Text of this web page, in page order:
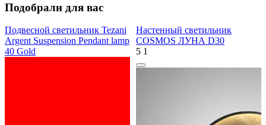
Подобрали для вас
Подвесной светильник Tezani
Argent Suspension Pendant lamp
40 Gold
Настенный светильник
COSMOS ЛУНА D30
5 1